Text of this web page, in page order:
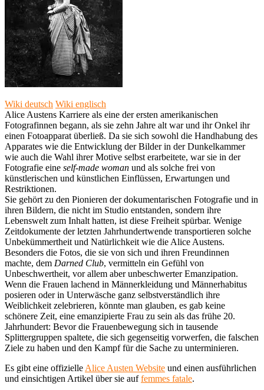
Wiki deutsch Wiki englisch
Alice Austens Karriere als eine der ersten amerikanischen
Fotografinnen begann, als sie zehn Jahre alt war und ihr Onkel ihr
einen Fotoapparat überließ. Da sie sich sowohl die Handhabung des
Apparates wie die Entwicklung der Bilder in der Dunkelkammer
wie auch die Wahl ihrer Motive selbst erarbeitete, war sie in der
Fotografie eine self-made woman und als solche frei von
künstlerischen und künstlichen Einflüssen, Erwartungen und
Restriktionen.
Sie gehört zu den Pionieren der dokumentarischen Fotografie und in
ihren Bildern, die nicht im Studio entstanden, sondern ihre
Lebenswelt zum Inhalt hatten, ist diese Freiheit spürbar. Wenige
Zeitdokumente der letzten Jahrhundertwende transportieren solche
Unbekümmertheit und Natürlichkeit wie die Alice Austens.
Besonders die Fotos, die sie von sich und ihren Freundinnen
machte, dem Darned Club, vermitteln ein Gefühl von
Unbeschwertheit, vor allem aber unbeschwerter Emanzipation.
Wenn die Frauen lachend in Männerkleidung und Männerhabitus
posieren oder in Unterwäsche ganz selbstverständlich ihre
Weiblichkeit zelebrieren, könnte man glauben, es gab keine
schönere Zeit, eine emanzipierte Frau zu sein als das frühe 20.
Jahrhundert: Bevor die Frauenbewegung sich in tausende
Splittergruppen spaltete, die sich gegenseitig vorwerfen, die falschen
Ziele zu haben und den Kampf für die Sache zu unterminieren.
Es gibt eine offizielle Alice Austen Website und einen ausführlichen
und einsichtigen Artikel über sie auffemmes fatale.